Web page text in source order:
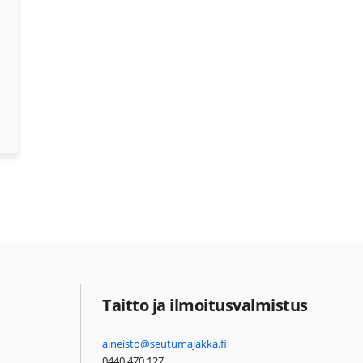
Taitto ja ilmoitusvalmistus
aineisto@seutumajakka.fi